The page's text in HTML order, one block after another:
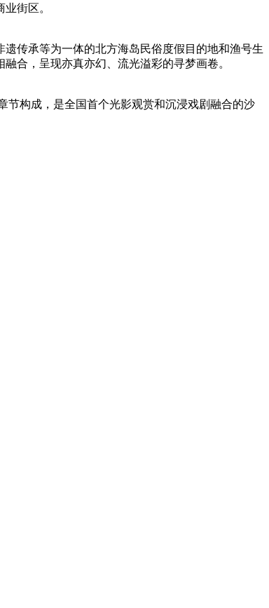
街区。
传承等为一体的北方海岛民俗度假目的地和渔号生
合，呈现亦真亦幻、流光溢彩的寻梦画卷。
节构成，是全国首个光影观赏和沉浸戏剧融合的沙